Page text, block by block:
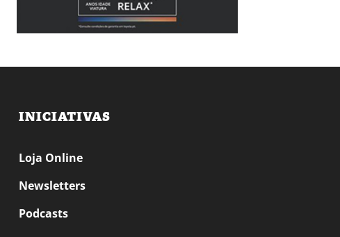
INICIATIVAS
Loja Online
Newsletters
Podcasts